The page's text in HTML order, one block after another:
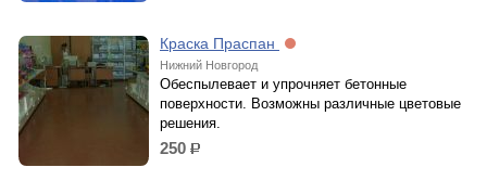
Краска Праспан
Нижний Новгород
Обеспылевает и упрочняет бетонные
поверхности. Возможны различные цветовые
решения.
250 р.